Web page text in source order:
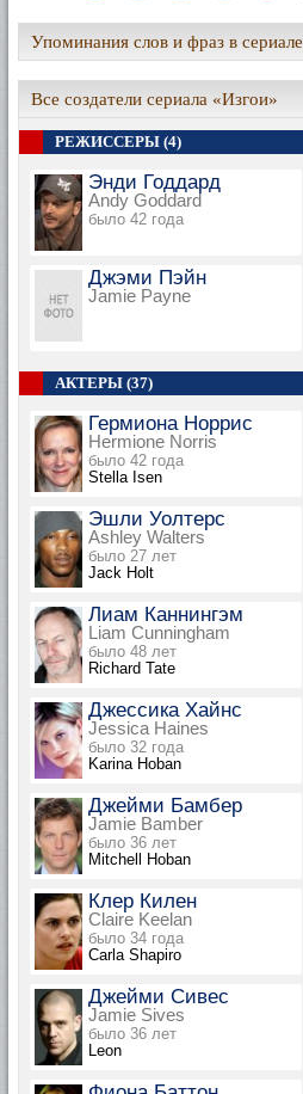
Упоминания слов и фраз в сериале
Все создатели сериала «Изгои»
РЕЖИССЕРЫ (4)
Энди Годдард
Andy Goddard
было 42 года
Джэми Пэйн
Jamie Payne
АКТЕРЫ (37)
Гермиона Норрис
Hermione Norris
было 42 года
Stella Isen
Эшли Уолтерс
Ashley Walters
было 27 лет
Jack Holt
Лиам Каннингэм
Liam Cunningham
было 48 лет
Richard Tate
Джессика Хайнс
Jessica Haines
было 32 года
Karina Hoban
Джейми Бамбер
Jamie Bamber
было 36 лет
Mitchell Hoban
Клер Килен
Claire Keelan
было 34 года
Carla Shapiro
Джейми Сивес
Jamie Sives
было 36 лет
Leon